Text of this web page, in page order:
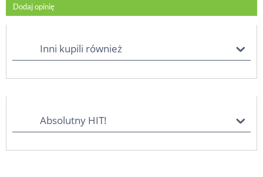
Dodaj opinię
Inni kupili również
Absolutny HIT!